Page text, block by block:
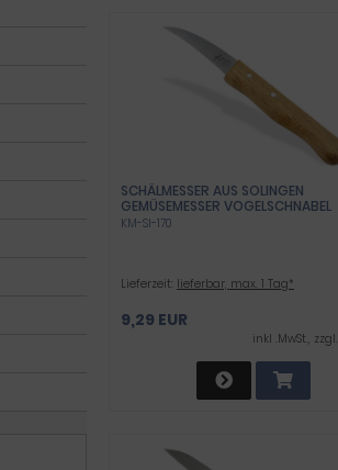
SCHÄLMESSER AUS SOLINGEN
GEMÜSEMESSER VOGELSCHNABEL
UNIVERSAL MESSER MIT ROSTFREIER
FÜR KÜCHENARBEITEN
KM-SI-170
Lieferzeit: lieferbar, max. 1 Tag*
9,29 EUR
inkl .MwSt., zzgl.